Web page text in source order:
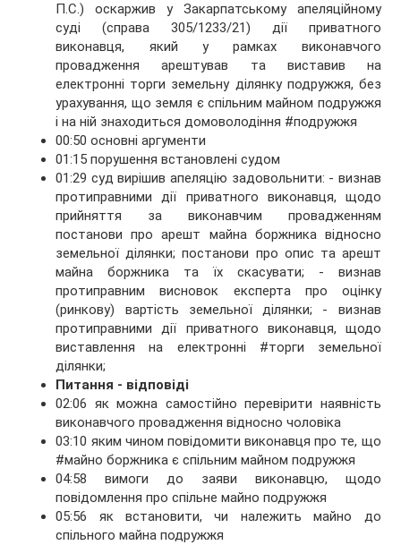
П.С.) оскаржив у Закарпатському апеляційному
суді (справа 305/1233/21) дії приватного
виконавця, який у рамках виконавчого
провадження арештував та виставив на
електронні торги земельну ділянку подружжя, без
урахування, що земля є спільним майном подружжя
і на ній знаходиться домоволодіння #подружжя
00:50 основні аргументи
01:15 порушення встановлені судом
01:29 суд вирішив апеляцію задовольнити: - визнав
протиправними дії приватного виконавця, щодо
прийняття за виконавчим провадженням
постанови про арешт майна боржника відносно
земельної ділянки; постанови про опис та арешт
майна боржника та їх скасувати; - визнав
протиправним висновок експерта про оцінку
(ринкову) вартість земельної ділянки; - визнав
протиправними дії приватного виконавця, щодо
виставлення на електронні #торги земельної
ділянки;
Питання - відповіді
02:06 як можна самостійно перевірити наявність
виконавчого провадження відносно чоловіка
03:10 яким чином повідомити виконавця про те, що
#майно боржника є спільним майном подружжя
04:58 вимоги до заяви виконавцю, щодо
повідомлення про спільне майно подружжя
05:56 як встановити, чи належить майно до
спільного майна подружжя